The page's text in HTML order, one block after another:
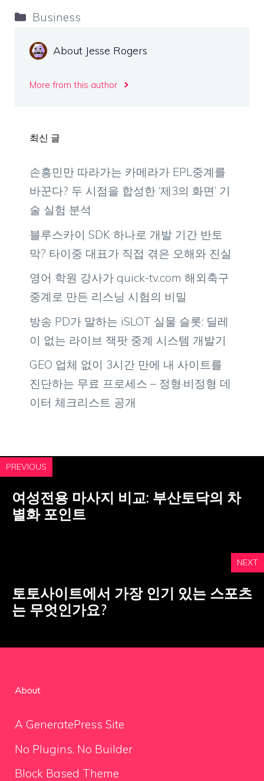
Categories
Business
About Jesse Rogers
More from this author
최신 글
손흥민만 따라가는 카메라가 EPL중계를
바꾼다? 두 시점을 합성한 ‘제3의 화면’ 기
술 실험 분석
블루스카이 SDK 하나로 개발 기간 반토
막? 타이중 대표가 직접 겪은 오해와 진실
영어 학원 강사가 quick-tv.com 해외축구
중계로 만든 리스닝 시험의 비밀
방송 PD가 말하는 iSLOT 실물 슬롯: 딜레
이 없는 라이브 잭팟 중계 시스템 개발기
GEO 업체 없이 3시간 만에 내 사이트를
진단하는 무료 프로세스 – 정형·비정형 데
이터 체크리스트 공개
PREVIOUS
여성전용 마사지 비교: 부산토닥의 차
별화 포인트
NEXT
토토사이트에서 가장 인기 있는 스포츠
는 무엇인가요?
About
A GeneratePress Site
No Plugins. No Builder
Block Based Theme